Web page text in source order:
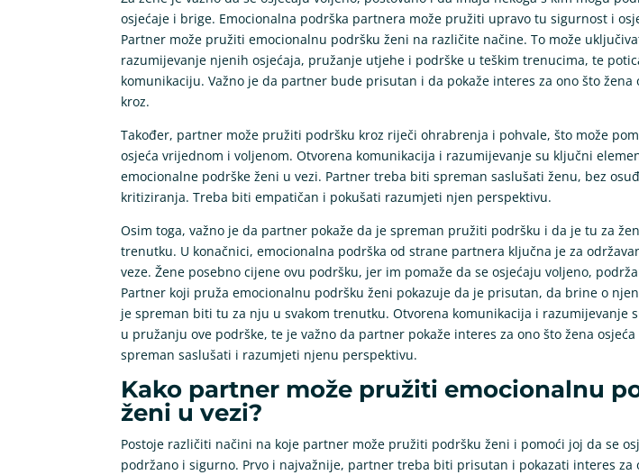
osjećaje i brige. Emocionalna podrška partnera može pružiti upravo tu sigurnost i
Partner može pružiti emocionalnu podršku ženi na različite načine. To može
razumijevanje njenih osjećaja, pružanje utjehe i podrške u teškim trenucima, te
komunikaciju. Važno je da partner bude prisutan i da pokaže interes za ono što žena
kroz.
Također, partner može pružiti podršku kroz riječi ohrabrenja i pohvale, što može
osjeća vrijednom i voljenom. Otvorena komunikacija i razumijevanje su ključni
emocionalne podrške ženi u vezi. Partner treba biti spreman saslušati ženu, bez
kritiziranja. Treba biti empatičan i pokušati razumjeti njen perspektivu.
Osim toga, važno je da partner pokaže da je spreman pružiti podršku i da je tu za
trenutku. U konačnici, emocionalna podrška od strane partnera ključna je za
veze. Žene posebno cijene ovu podršku, jer im pomaže da se osjećaju voljeno,
Partner koji pruža emocionalnu podršku ženi pokazuje da je prisutan, da brine o
je spreman biti tu za nju u svakom trenutku. Otvorena komunikacija i razumijevanje
u pružanju ove podrške, te je važno da partner pokaže interes za ono što žena
spreman saslušati i razumjeti njenu perspektivu.
Kako partner može pružiti emocionalnu
ženi u vezi?
Postoje različiti načini na koje partner može pružiti podršku ženi i pomoći joj da se
podržano i sigurno. Prvo i najvažnije, partner treba biti prisutan i pokazati interes za